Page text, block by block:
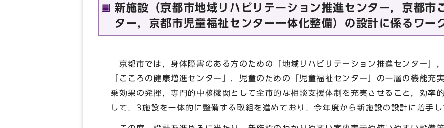
新施設（京都市地域リハビリテーション推進センター，京都市
ター，京都市児童福祉センター一体化整備）の設計に係るワー
京都市では，身体障害のある方のための「地域リハビリテーション推進センター」
「こころの健康増進センター」，児童のための「児童福祉センター」の一層の機能充
乗効果の発揮，専門的中核機関として全市的な相談支援体制を充実させること，効率
して，3施設を一体的に整備する取組を進めており，今年度から新施設の設計に着手し